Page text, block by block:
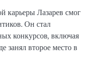
карьеры Лазарев смог
Он стал
конкурсов, включая
занял второе место в